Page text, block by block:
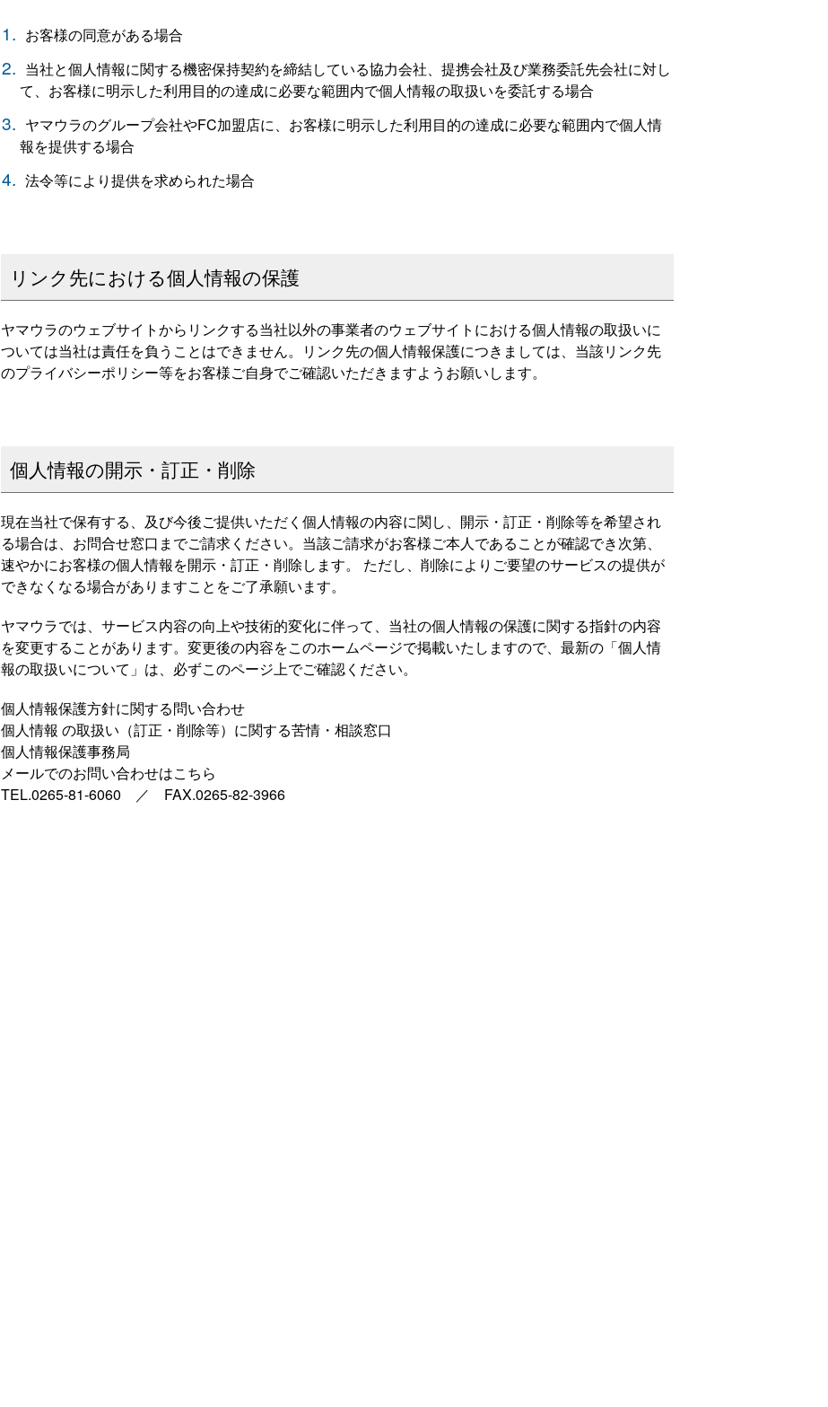
お客様の同意がある場合
当社と個人情報に関する機密保持契約を締結している協力会社、提携会社及び業務委託先会社に対し
て、お客様に明示した利用目的の達成に必要な範囲内で個人情報の取扱いを委託する場合
ヤマウラのグループ会社やFC加盟店に、お客様に明示した利用目的の達成に必要な範囲内で個人情
報を提供する場合
法令等により提供を求められた場合
リンク先における個人情報の保護
ヤマウラのウェブサイトからリンクする当社以外の事業者のウェブサイトにおける個人情報の取扱いに
ついては当社は責任を負うことはできません。リンク先の個人情報保護につきましては、当該リンク先
のプライバシーポリシー等をお客様ご自身でご確認いただきますようお願いします。
個人情報の開示・訂正・削除
現在当社で保有する、及び今後ご提供いただく個人情報の内容に関し、開示・訂正・削除等を希望され
る場合は、お問合せ窓口までご請求ください。当該ご請求がお客様ご本人であることが確認でき次第、
速やかにお客様の個人情報を開示・訂正・削除します。 ただし、削除によりご要望のサービスの提供が
できなくなる場合がありますことをご了承願います。
ヤマウラでは、サービス内容の向上や技術的変化に伴って、当社の個人情報の保護に関する指針の内容
を変更することがあります。変更後の内容をこのホームページで掲載いたしますので、最新の「個人情
報の取扱いについて」は、必ずこのページ上でご確認ください。
個人情報保護方針に関する問い合わせ
個人情報 の取扱い（訂正・削除等）に関する苦情・相談窓口
個人情報保護事務局
メールでのお問い合わせはこちら
TEL.0265-81-6060 ／ FAX.0265-82-3966